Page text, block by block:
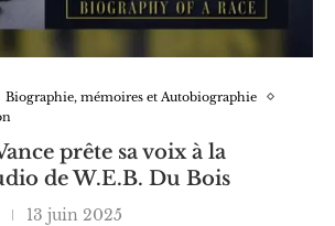
Biographie, mémoires et Autobiographie
prête sa voix à la
de W.E.B. Du Bois
13 juin 2025